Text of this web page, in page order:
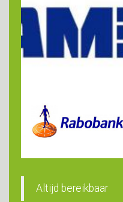
Altijd bereikbaar